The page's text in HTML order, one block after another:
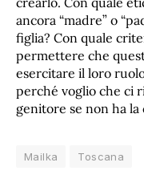
ancora “madre” o
figlia? Con quale
permettere che
esercitare il loro
perché voglio che ci
genitore se non ha la
Mailka Toscana